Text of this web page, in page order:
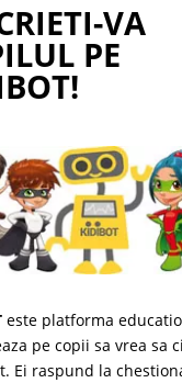
VA
PE
este platforma
pe copii sa vrea sa
Ei raspund la